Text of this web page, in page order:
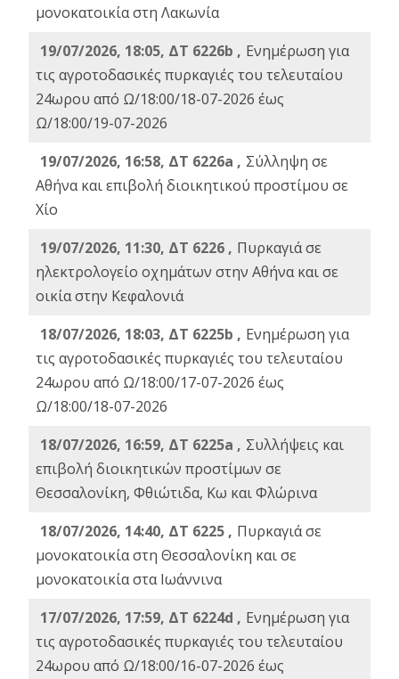
μονοκατοικία στη Λακωνία
19/07/2026, 18:05, ΔΤ 6226b , Ενημέρωση για
τις αγροτοδασικές πυρκαγιές του τελευταίου
24ωρου από Ω/18:00/18-07-2026 έως
Ω/18:00/19-07-2026
19/07/2026, 16:58, ΔΤ 6226a , Σύλληψη σε
Αθήνα και επιβολή διοικητικού προστίμου σε
Χίο
19/07/2026, 11:30, ΔΤ 6226 , Πυρκαγιά σε
ηλεκτρολογείο οχημάτων στην Αθήνα και σε
οικία στην Κεφαλονιά
18/07/2026, 18:03, ΔΤ 6225b , Ενημέρωση για
τις αγροτοδασικές πυρκαγιές του τελευταίου
24ωρου από Ω/18:00/17-07-2026 έως
Ω/18:00/18-07-2026
18/07/2026, 16:59, ΔT 6225a , Συλλήψεις και
επιβολή διοικητικών προστίμων σε
Θεσσαλονίκη, Φθιώτιδα, Κω και Φλώρινα
18/07/2026, 14:40, ΔΤ 6225 , Πυρκαγιά σε
μονοκατοικία στη Θεσσαλονίκη και σε
μονοκατοικία στα Ιωάννινα
17/07/2026, 17:59, ΔΤ 6224d , Ενημέρωση για
τις αγροτοδασικές πυρκαγιές του τελευταίου
24ωρου από Ω/18:00/16-07-2026 έως